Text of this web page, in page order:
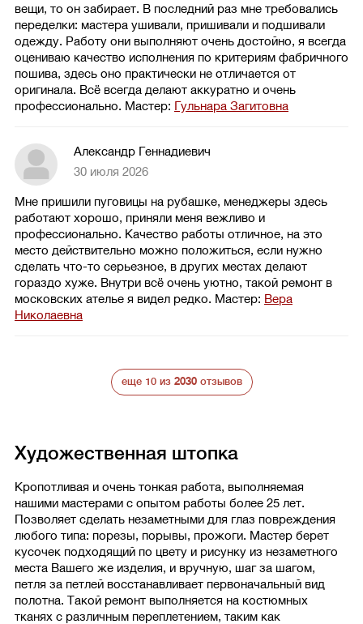
вещи, то он забирает. В последний раз мне требовались
переделки: мастера ушивали, пришивали и подшивали
одежду. Работу они выполняют очень достойно, я всегда
оцениваю качество исполнения по критериям фабричного
пошива, здесь оно практически не отличается от
оригинала. Всё всегда делают аккуратно и очень
профессионально. Мастер: Гульнара Загитовна
Александр Геннадиевич
30 июля 2026
Мне пришили пуговицы на рубашке, менеджеры здесь
работают хорошо, приняли меня вежливо и
профессионально. Качество работы отличное, на это
место действительно можно положиться, если нужно
сделать что-то серьезное, в других местах делают
гораздо хуже. Внутри всё очень уютно, такой ремонт в
московских ателье я видел редко. Мастер: Вера
Николаевна
еще 10 из 2030отзывов
Художественная штопка
Кропотливая и очень тонкая работа, выполняемая
нашими мастерами с опытом работы более 25 лет.
Позволяет сделать незаметными для глаз повреждения
любого типа: порезы, порывы, прожоги. Мастер берет
кусочек подходящий по цвету и рисунку из незаметного
места Вашего же изделия, и вручную, шаг за шагом,
петля за петлей восстанавливает первоначальный вид
полотна. Такой ремонт выполняется на костюмных
тканях с различным переплетением, таким как